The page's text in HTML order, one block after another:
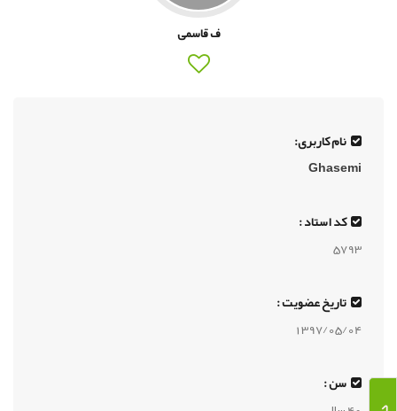
ف قاسمى
نام کاربری:
Ghasemi
کد استاد :
5793
تاریخ عضویت :
1397/05/04
سن :